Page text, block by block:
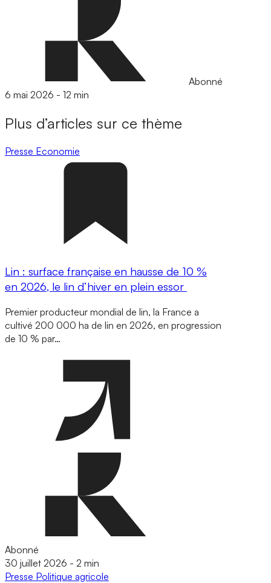
Abonné
6 mai 2026 - 12 min
Plus d’articles sur ce thème
Presse Economie
Lin : surface française en hausse de 10 %
en 2026, le lin d’hiver en plein essor
Premier producteur mondial de lin, la France a
cultivé 200 000 ha de lin en 2026, en progression
de 10 % par…
Abonné
30 juillet 2026 - 2 min
Presse Politique agricole